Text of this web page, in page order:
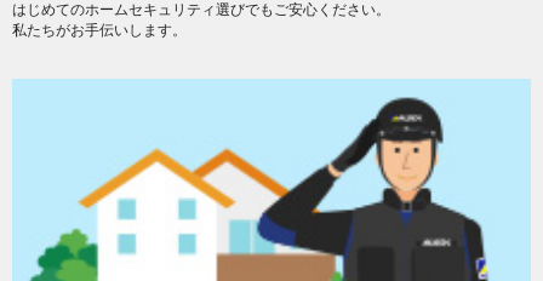
はじめてのホームセキュリティ選びでもご安心ください。
私たちがお手伝いします。